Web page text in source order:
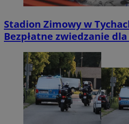
Stadion Zimowy w
Bezpłatne zwiedzanie